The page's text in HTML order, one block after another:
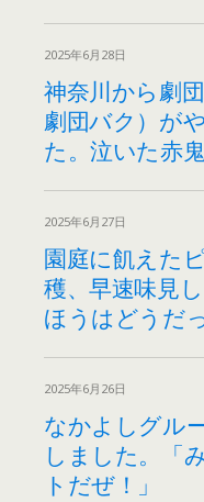
2025年6月28日
神奈川から劇
劇団バク）が
た。泣いた赤
2025年6月27日
園庭に飢えた
穫、早速味見
ほうはどうだ
2025年6月26日
なかよしグル
しました。「
トだぜ！」